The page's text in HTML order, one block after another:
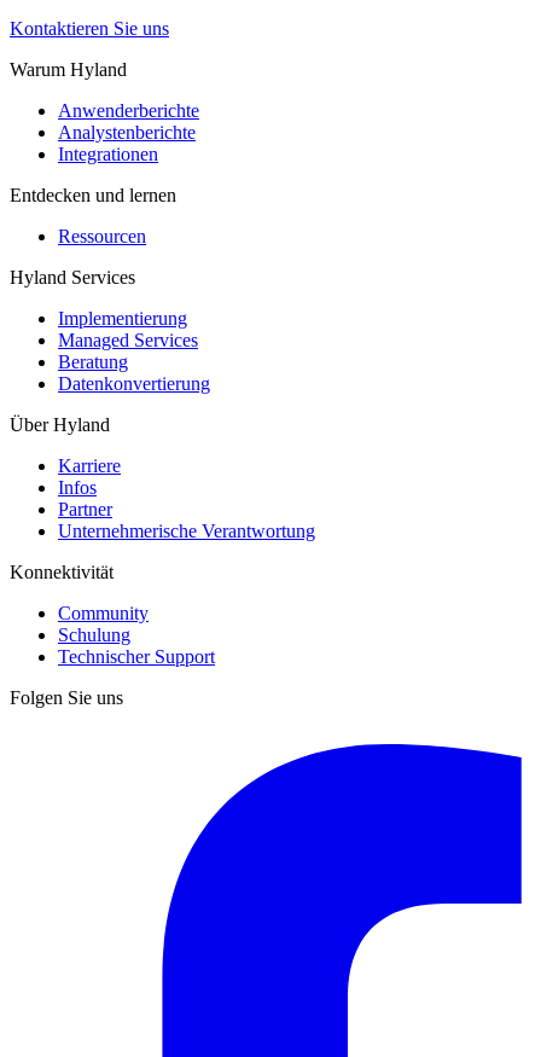
Kontaktieren Sie uns
Warum Hyland
Anwenderberichte
Analystenberichte
Integrationen
Entdecken und lernen
Ressourcen
Hyland Services
Implementierung
Managed Services
Beratung
Datenkonvertierung
Über Hyland
Karriere
Infos
Partner
Unternehmerische Verantwortung
Konnektivität
Community
Schulung
Technischer Support
Folgen Sie uns